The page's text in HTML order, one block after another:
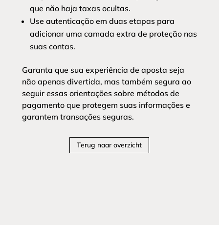
que não haja taxas ocultas.
Use autenticação em duas etapas para
adicionar uma camada extra de proteção nas
suas contas.
Garanta que sua experiência de aposta seja
não apenas divertida, mas também segura ao
seguir essas orientações sobre métodos de
pagamento que protegem suas informações e
garantem transações seguras.
Terug naar overzicht